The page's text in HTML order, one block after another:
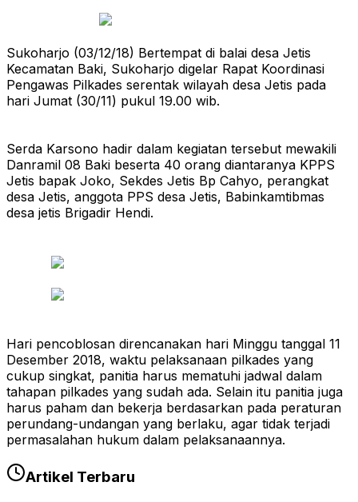
Sukoharjo (03/12/18) Bertempat di balai desa Jetis
Kecamatan Baki, Sukoharjo digelar Rapat Koordinasi
Pengawas Pilkades serentak wilayah desa Jetis pada
hari Jumat (30/11) pukul 19.00 wib.
Serda Karsono hadir dalam kegiatan tersebut mewakili
Danramil 08 Baki beserta 40 orang diantaranya KPPS
Jetis bapak Joko, Sekdes Jetis Bp Cahyo, perangkat
desa Jetis, anggota PPS desa Jetis, Babinkamtibmas
desa jetis Brigadir Hendi.
Hari pencoblosan direncanakan hari Minggu tanggal 11
Desember 2018, waktu pelaksanaan pilkades yang
cukup singkat, panitia harus mematuhi jadwal dalam
tahapan pilkades yang sudah ada. Selain itu panitia juga
harus paham dan bekerja berdasarkan pada peraturan
perundang-undangan yang berlaku, agar tidak terjadi
permasalahan hukum dalam pelaksanaannya.
Artikel Terbaru